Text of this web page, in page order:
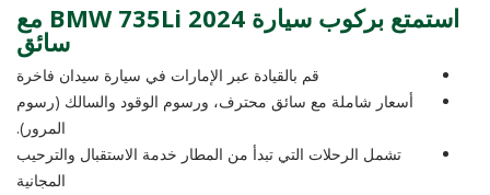
استمتع بركوب سيارة BMW 735Li 2024 مع
سائق
قم بالقيادة عبر الإمارات في سيارة سيدان فاخرة
أسعار شاملة مع سائق محترف، ورسوم الوقود والسالك (رسوم
المرور).
تشمل الرحلات التي تبدأ من المطار خدمة الاستقبال والترحيب
المجانية